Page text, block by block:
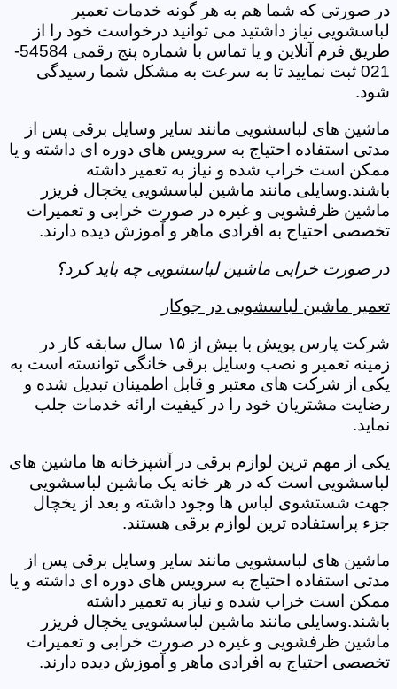
در صورتی که شما هم به هر گونه خدمات تعمیر
لباسشویی نیاز داشتید می توانید درخواست خود را از
طریق فرم آنلاین و یا تماس با شماره پنج رقمی 54584-
021 ثبت نمایید تا به سرعت به مشکل شما رسیدگی
شود.
ماشین های لباسشویی مانند سایر وسایل برقی پس از
مدتی استفاده احتیاج به سرویس های دوره ای داشته و یا
ممکن است خراب شده و نیاز به تعمیر داشته
باشند.وسایلی مانند ماشین لباسشویی یخچال فریزر
ماشین ظرفشویی و غیره در صورت خرابی و تعمیرات
تخصصی احتیاج به افرادی ماهر و آموزش دیده دارند.
در صورت خرابی ماشین لباسشویی چه باید کرد؟
تعمیر ماشین لباسشویی در جوکار
شرکت پارس پویش با بیش از ۱۵ سال سابقه کار در
زمینه تعمیر و نصب وسایل برقی خانگی توانسته است به
یکی از شرکت های معتبر و قابل اطمینان تبدیل شده و
رضایت مشتریان خود را در کیفیت ارائه خدمات جلب
نماید.
یکی از مهم ترین لوازم برقی در آشپزخانه ها ماشین های
لباسشویی است که در هر خانه یک ماشین لباسشویی
جهت شستشوی لباس ها وجود داشته و بعد از یخچال
جزء پراستفاده ترین لوازم برقی هستند.
ماشین های لباسشویی مانند سایر وسایل برقی پس از
مدتی استفاده احتیاج به سرویس های دوره ای داشته و یا
ممکن است خراب شده و نیاز به تعمیر داشته
باشند.وسایلی مانند ماشین لباسشویی یخچال فریزر
ماشین ظرفشویی و غیره در صورت خرابی و تعمیرات
تخصصی احتیاج به افرادی ماهر و آموزش دیده دارند.